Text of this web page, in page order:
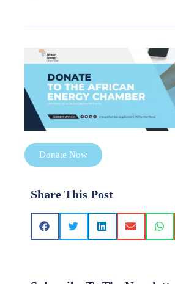
Donate Now
Share This Post